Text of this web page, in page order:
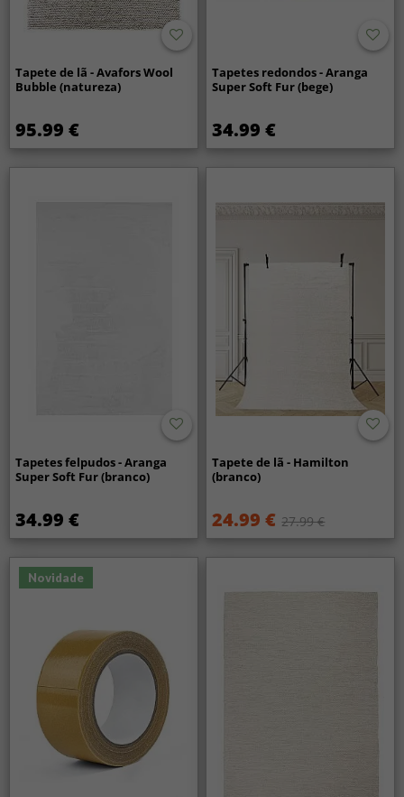
Tapete de lã - Avafors Wool
Bubble (natureza)
95.99 €
Tapetes redondos - Aranga
Super Soft Fur (bege)
34.99 €
Tapetes felpudos - Aranga
Super Soft Fur (branco)
34.99 €
Tapete de lã - Hamilton
(branco)
24.99 € 27.99 €
Novidade